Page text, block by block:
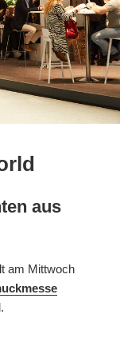
aus
am Mittwoch